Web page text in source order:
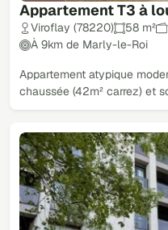
Appartement T3 à
Viroflay (78220) 58 m²
À 9km de Marly-le-Roi
Appartement atypique
chaussée (42m² carrez) et